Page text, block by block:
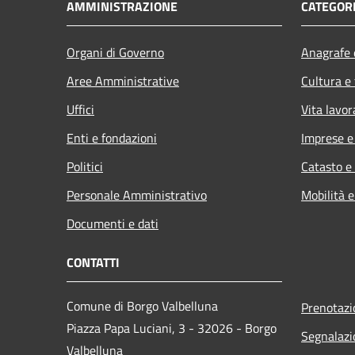
AMMINISTRAZIONE
Organi di Governo
Aree Amministrative
Uffici
Enti e fondazioni
Politici
Personale Amministrativo
Documenti e dati
Cultura
Vita
Imprese
Catasto
Mobilità
CONTATTI
Comune di Borgo Valbelluna
Piazza Papa Luciani, 3 - 32026 - Borgo
Valbelluna